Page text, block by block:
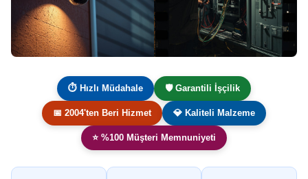
⏱ Hızlı Müdahale 🛡️ Garantili İşçilik
📅 2004'ten Beri Hizmet 💎 Kaliteli Malzeme
⭐ %100 Müşteri Memnuniyeti